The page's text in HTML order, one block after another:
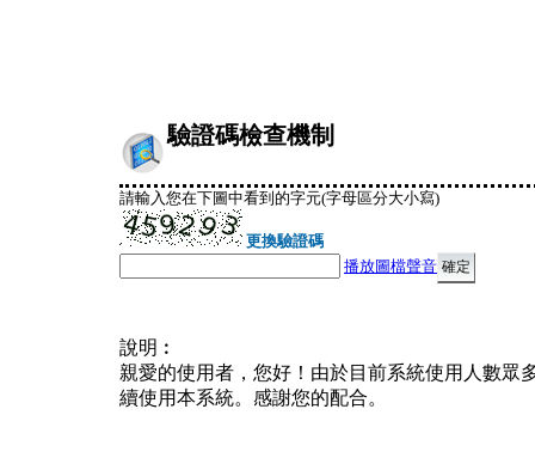
驗證碼檢查機制
請輸入您在下圖中看到的字元(字母區分大小寫)
更換驗證碼
播放圖檔聲音
說明︰
親愛的使用者，您好！由於目前系統使用人數眾
續使用本系統。感謝您的配合。